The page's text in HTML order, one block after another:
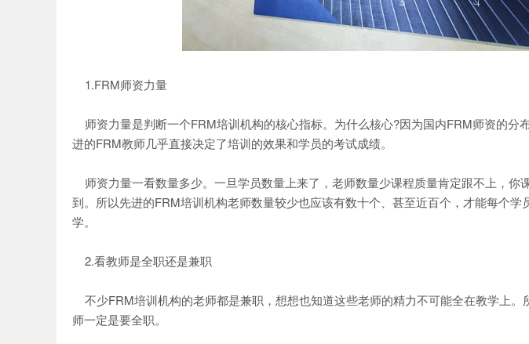
1.FRM师资力量
师资力量是判断一个FRM培训机构的核心指标。为什么核心?因为国内FRM师资的分
进的FRM教师几乎直接决定了培训的效果和学员的考试成绩。
师资力量一看数量多少。一旦学员数量上来了，老师数量少课程质量肯定跟不上，你
到。所以先进的FRM培训机构老师数量较少也应该有数十个、甚至近百个，才能每个学
学。
2.看教师是全职还是兼职
不少FRM培训机构的老师都是兼职，想想也知道这些老师的精力不可能全在教学上。
师一定是要全职。